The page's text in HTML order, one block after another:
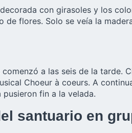
con girasoles y los
flores. Solo se veía la
a las seis de la tarde.
Choeur à coeurs. A
fin a la velada.
santuario en